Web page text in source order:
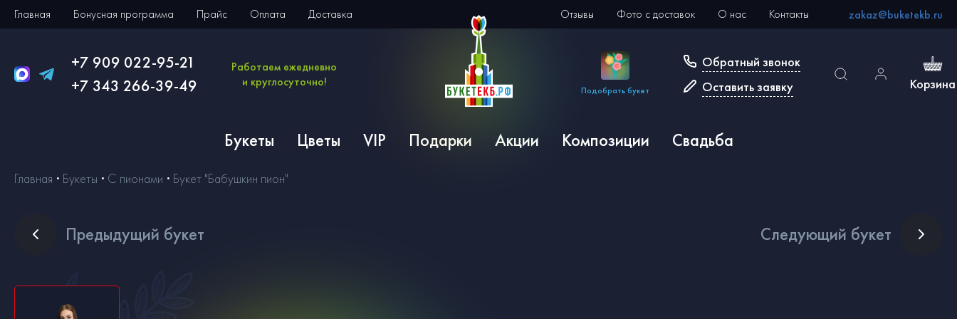
Главная Бонусная программа Прайс Оплата Доставка Отзывы Фото с доставок О нас Контакты zakaz@buketekb.ru
+7 909 022-95-21
+7 343 266-39-49
Работаем ежедневно
и круглосуточно!
Подобрать букет
Обратный звонок
Оставить заявку
Корзина
Букеты Цветы VIP Подарки Акции Композиции Свадьба
Главная Букеты С пионами Букет "Бабушкин пион"
Предыдущий букет Следующий букет